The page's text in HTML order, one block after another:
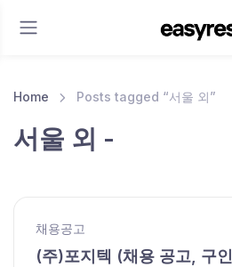
Home Posts tagged “서울 외”
서울 외 -
채용공고
(주)포지텍 (채용 공고, 구